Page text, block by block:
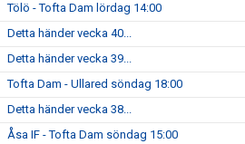
Tölö - Tofta Dam lördag 14:00
Detta händer vecka 40...
Detta händer vecka 39...
Tofta Dam - Ullared söndag 18:00
Detta händer vecka 38...
Åsa IF - Tofta Dam söndag 15:00